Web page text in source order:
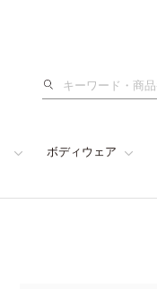
検
ボディウェア